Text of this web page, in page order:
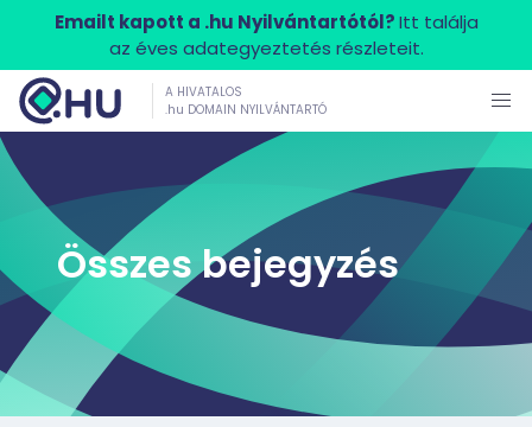
Emailt kapott a .hu Nyilvántartótól?Itt találja
az éves adategyeztetés részleteit.
A HIVATALOS
.hu DOMAIN NYILVÁNTARTÓ
Összes bejegyzés